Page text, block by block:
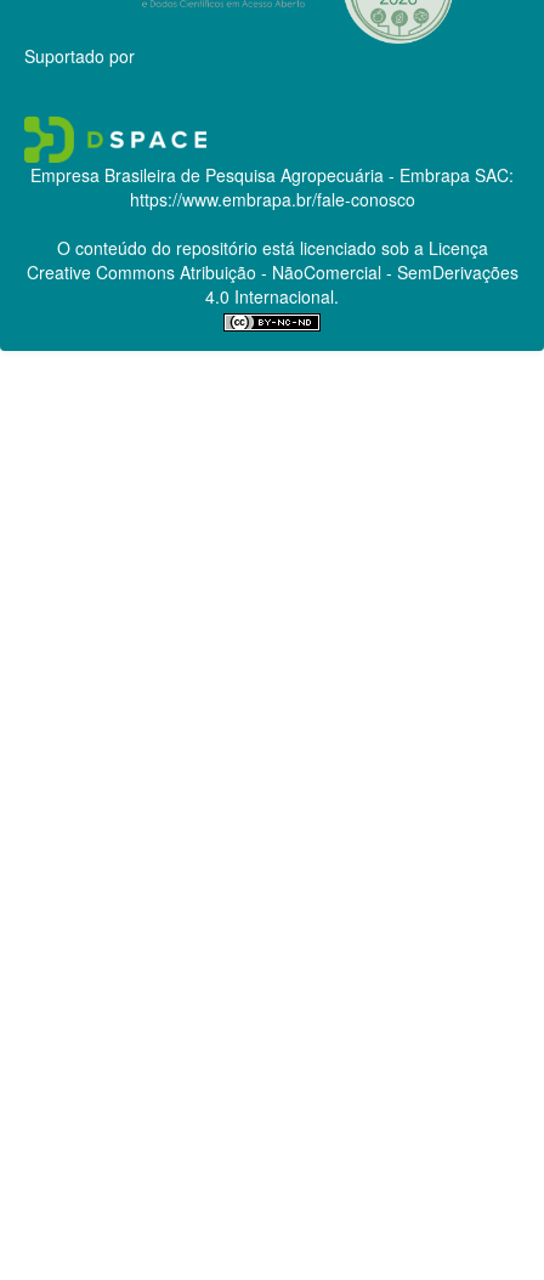
Suportado por
Empresa Brasileira de Pesquisa Agropecuária - Embrapa SAC:
https://www.embrapa.br/fale-conosco
O conteúdo do repositório está licenciado sob a Licença
Creative CommonsAtribuição - NãoComercial - SemDerivações
4.0 Internacional.